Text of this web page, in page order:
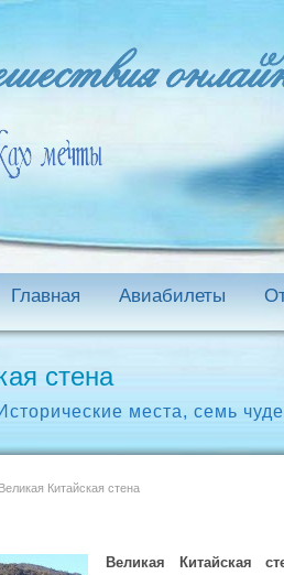
Главная Авиабилеты
стена
места,семь
Великая Китайская стена
Великая Китайская